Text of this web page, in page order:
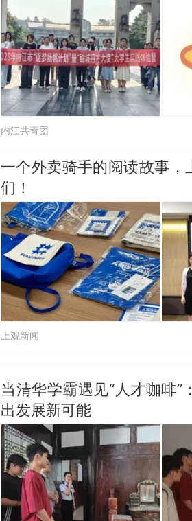
内江共青团
一个外卖骑手的阅读故事
们！
上观新闻
当清华学霸遇见“人才咖啡
出发展新可能